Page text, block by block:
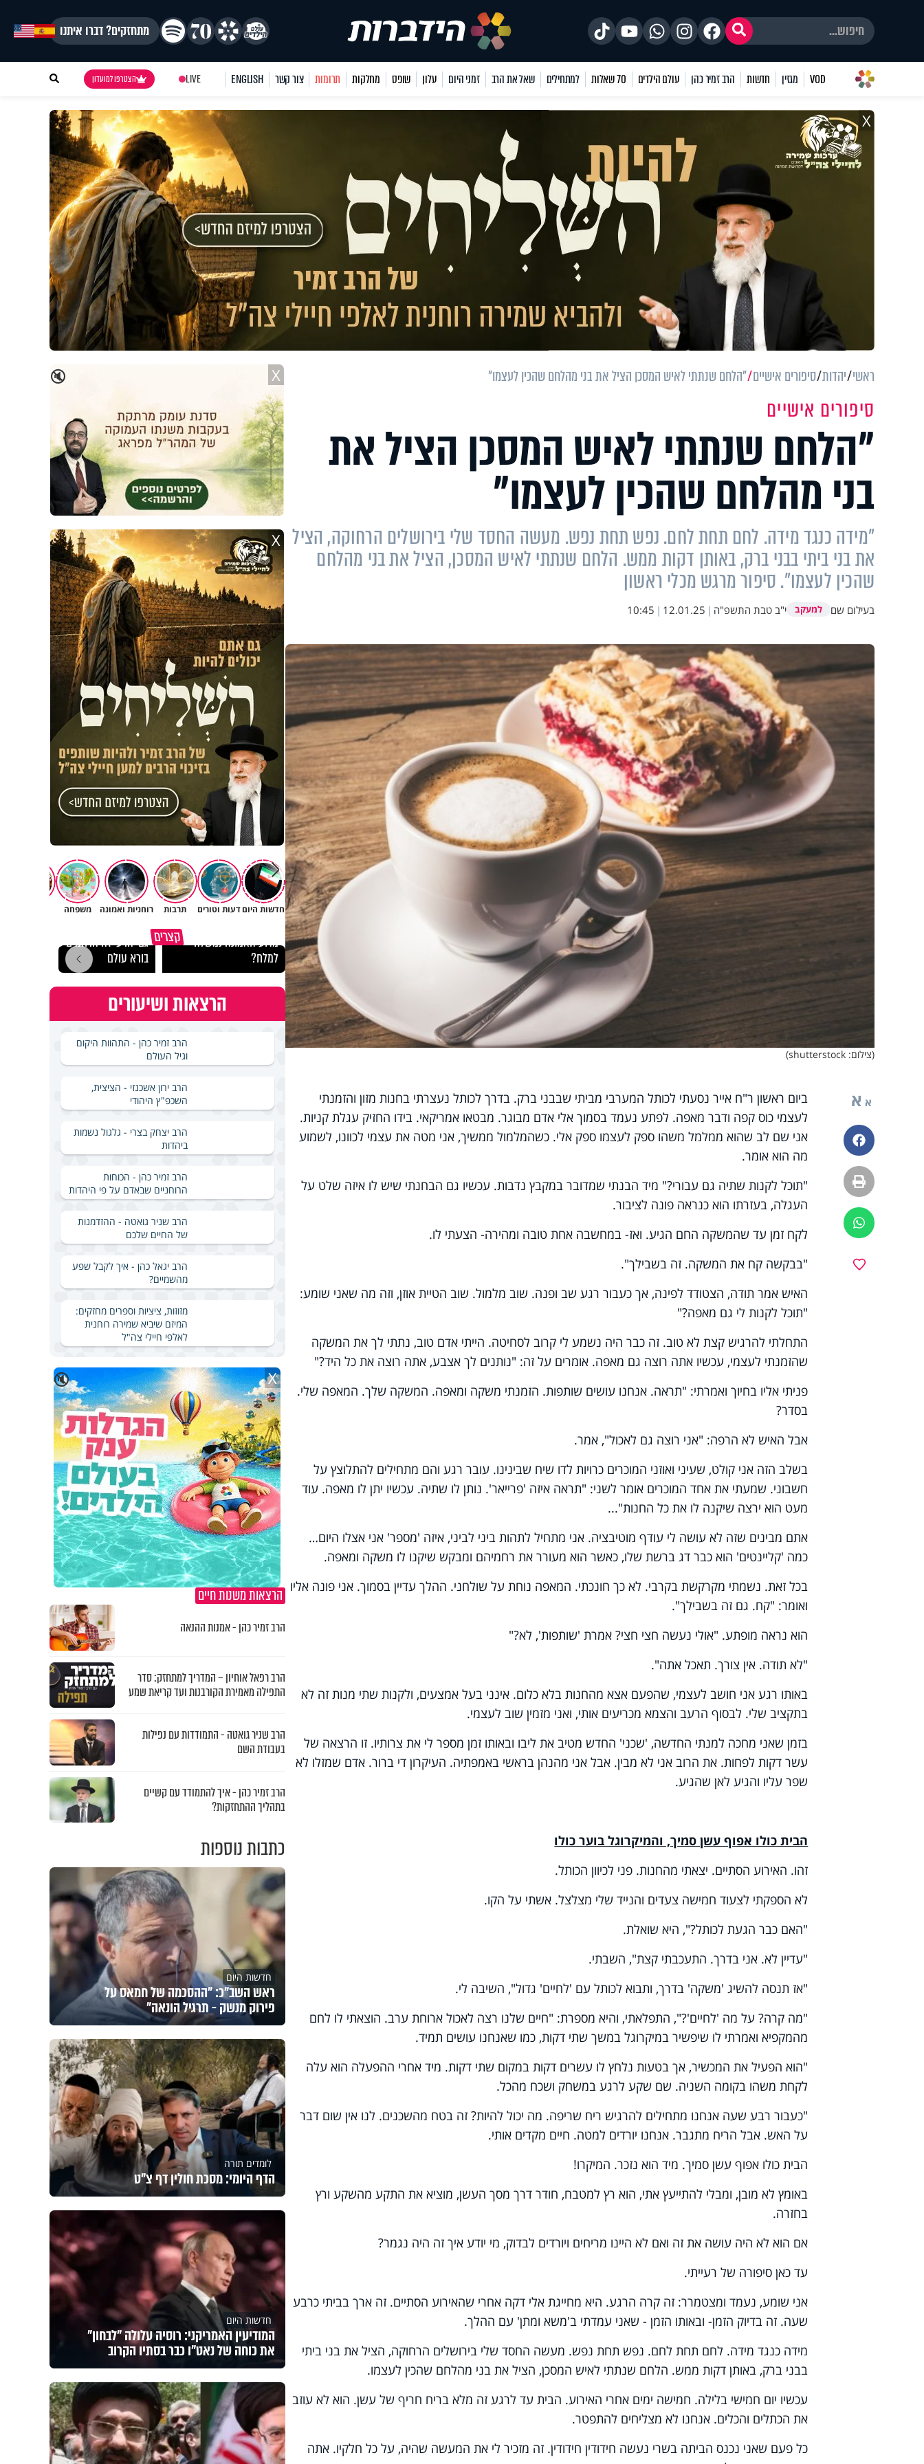
מתחזקים? דברו איתנו
VOD מגזין חדשות הרב זמיר כהן עולם הילדים 70 שאלות למתחילים שאל את הרב זמני היום עלון שופס מחלקות תרומות צור קשר ENGLISH
LIVE הצטרפו למועדון
X
ראשי יהדות סיפורים אישיים "הלחם שנתתי לאיש המסכן הציל את בני מהלחם שהכין לעצמו"
סיפורים אישיים
"הלחם שנתתי לאיש המסכן הציל את
בני מהלחם שהכין לעצמו"
"מידה כנגד מידה. לחם תחת לחם. נפש תחת נפש. מעשה החסד שלי בירושלים הרחוקה, הציל
את בני ביתי בבני ברק, באותן דקות ממש. הלחם שנתתי לאיש המסכן, הציל את בני מהלחם
שהכין לעצמו". סיפור מרגש מכלי ראשון
בעילום שם למעקב י"ב טבת התשפ"ה |
12.01.25
|
10:45
(צילום: shutterstock)
א א
פייסבוק
הדפסה
ווטסאפ
ביום ראשון ר"ח אייר נסעתי לכותל המערבי מביתי שבבני ברק. בדרך לכותל נעצרתי בחנות מזון והזמנתי
לעצמי כוס קפה ודבר מאפה. לפתע נעמד בסמוך אלי אדם מבוגר. מבטאו אמריקאי. בידו החזיק עגלת קניות.
אני שם לב שהוא ממלמל משהו ספק לעצמו ספק אלי. כשהמלמול ממשיך, אני מטה את עצמי לכוונו, לשמוע
מה הוא אומר.
"תוכל לקנות שתיה גם עבורי?" מיד הבנתי שמדובר במקבץ נדבות. עכשיו גם הבחנתי שיש לו איזה שלט על
העגלה, בעזרתו הוא כנראה פונה לציבור.
לקח זמן עד שהמשקה החם הגיע. ואז- במחשבה אחת טובה ומהירה- הצעתי לו.
"בבקשה קח את המשקה. זה בשבילך".
האיש אמר תודה, הצטודד לפינה, אך כעבור רגע שב ופנה. שוב מלמול. שוב הטיית אוזן, וזה מה שאני שומע:
"תוכל לקנות לי גם מאפה?"
התחלתי להרגיש קצת לא טוב. זה כבר היה נשמע לי קרוב לסחיטה. הייתי אדם טוב, נתתי לך את המשקה
שהזמנתי לעצמי, עכשיו אתה רוצה גם מאפה. אומרים על זה: "נותנים לך אצבע, אתה רוצה את כל היד?"
פניתי אליו בחיוך ואמרתי: "תראה. אנחנו עושים שותפות. הזמנתי משקה ומאפה. המשקה שלך. המאפה שלי.
בסדר?
אבל האיש לא הרפה: "אני רוצה גם לאכול", אמר.
בשלב הזה אני קולט, שעיני ואוזני המוכרים כרויות לדו שיח שבינינו. עובר רגע והם מתחילים להתלוצץ על
חשבוני. שמעתי את אחד המוכרים אומר לשני: "תראה איזה 'פרייאר'. נותן לו שתיה. עכשיו יתן לו מאפה. עוד
מעט הוא ירצה שיקנה לו את כל החנות"...
אתם מבינים שזה לא עושה לי עודף מוטיבציה. אני מתחיל לתהות ביני לביני, איזה 'מספר' אני אצלו היום…
כמה 'קליינטים' הוא כבר דג ברשת שלו, כאשר הוא מעורר את רחמיהם ומבקש שיקנו לו משקה ומאפה.
בכל זאת. נשמתי מקרקשת בקרבי. לא כך חונכתי. המאפה נוחת על שולחני. ההלך עדיין בסמוך. אני פונה אליו
ואומר: "קח. גם זה בשבילך".
הוא נראה מופתע. "אולי נעשה חצי חצי? אמרת 'שותפות', לא?"
"לא תודה. אין צורך. תאכל אתה".
באותו רגע אני חושב לעצמי, שהפעם אצא מהחנות בלא כלום. אינני בעל אמצעים, ולקנות שתי מנות זה לא
בתקציב שלי. לבסוף הרעב והצמא מכריעים אותי, ואני מזמין שוב לעצמי.
בזמן שאני מחכה למנתי החדשה, 'שכני' החדש מטיב את ליבו ובאותו זמן מספר לי את צרותיו. זו הרצאה של
עשר דקות לפחות. את הרוב אני לא מבין. אבל אני מהנהן בראשי באמפתיה. העיקרון די ברור. אדם שמזלו לא
שפר עליו והגיע לאן שהגיע.
הבית כולו אפוף עשן סמיך, והמיקרוגל בוער כולו
זהו. האירוע הסתיים. יצאתי מהחנות. פני לכיוון הכותל.
לא הספקתי לצעוד חמישה צעדים והנייד שלי מצלצל. אשתי על הקו.
"האם כבר הגעת לכותל?", היא שואלת.
"עדיין לא. אני בדרך. התעכבתי קצת", השבתי.
"אז תנסה להשיג 'משקה' בדרך, ותבוא לכותל עם 'לחיים' גדול", השיבה לי.
"מה קרה? על מה 'לחיים'?", התפלאתי, והיא מספרת: "חיים שלנו רצה לאכול ארוחת ערב. הוצאתי לו לחם
מהמקפיא ואמרתי לו שיפשיר במיקרוגל במשך שתי דקות, כמו שאנחנו עושים תמיד.
"הוא הפעיל את המכשיר, אך בטעות נלחץ לו עשרים דקות במקום שתי דקות. מיד אחרי ההפעלה הוא עלה
לקחת משהו בקומה השניה. שם שקע לרגע במשחק ושכח מהכל.
"כעבור רבע שעה אנחנו מתחילים להרגיש ריח שריפה. מה יכול להיות? זה בטח מהשכנים. לנו אין שום דבר
על האש. אבל הריח מתגבר. אנחנו יורדים למטה. חיים מקדים אותי.
הבית כולו אפוף עשן סמיך. מיד הוא נזכר. המיקרו!
באומץ לא מובן, ומבלי להתייעץ אתי, הוא רץ למטבח, חודר דרך מסך העשן, מוציא את התקע מהשקע ורץ
בחזרה.
אם הוא לא היה עושה את זה ואם לא היינו מריחים ויורדים לבדוק, מי יודע איך זה היה נגמר?
עד כאן סיפורה של רעייתי.
אני שומע, נעמד ומצטמרר: זה קרה הרגע. היא מחייגת אלי דקה אחרי שהאירוע הסתיים. זה ארך בביתי כרבע
שעה. זה בדיוק הזמן- ובאותו הזמן - שאני עמדתי ב'משא ומתן' עם ההלך.
מידה כנגד מידה. לחם תחת לחם. נפש תחת נפש. מעשה החסד שלי בירושלים הרחוקה, הציל את בני ביתי
בבני ברק, באותן דקות ממש. הלחם שנתתי לאיש המסכן, הציל את בני מהלחם שהכין לעצמו.
עכשיו יום חמישי בלילה. חמישה ימים אחרי האירוע. הבית עד לרגע זה מלא בריח חריף של עשן. הוא לא עוזב
את הכתלים והכלים. אנחנו לא מצליחים להתפטר.
כל פעם שאני נכנס הביתה בשרי נעשה חידודין חידודין. זה מזכיר לי את המעשה שהיה, על כל חלקיו. אתה
🔇 X
X
חדשות היוםדעות וטורים תרבות רוחניות ואמונה משפחה
קצרים
מדוע האמונה נמשלה
למלח?
גם ׳הרע׳ זה הרחמים של
בורא עולם
הרצאות ושיעורים
הרב זמיר כהן - התהוות היקום
וגיל העולם
הרב ירון אשכנזי - הציצית,
השכפ"ץ היהודי
הרב יצחק בצרי - גלגול נשמות
ביהדות
הרב זמיר כהן - הכוחות
הרוחניים שבאדם על פי היהדות
הרב שניר גואטה - ההזדמנות
של החיים שלכם
הרב יגאל כהן - איך לקבל שפע
מהשמיים?
מזוזות, ציציות וספרים מחזקים:
המיזם שיביא שמירה רוחנית
לאלפי חיילי צה"ל
🔇 X
הרצאות משנות חיים
הרב זמיר כהן - אמנות ההנאה
הרב רפאל אוחיון – המדריך למתחזק: סדר
התפילה מאמירת הקורבנות ועד קריאת שמע
הרב שניר גואטה - התמודדות עם נפילות
בעבודת השם
הרב זמיר כהן - איך להתמודד עם קשיים
בתהליך ההתחזקות?
כתבות נוספות
חדשות היום
ראש השב"כ: "ההסכמה של חמאס על
פירוק מנשק - תרגיל הונאה"
לומדים תורה
הדף היומי: מסכת חולין דף צ"ט
חדשות היום
המודיעין האמריקני: רוסיה עלולה "לבחון"
את כוחה של נאט"ו כבר בסתיו הקרוב